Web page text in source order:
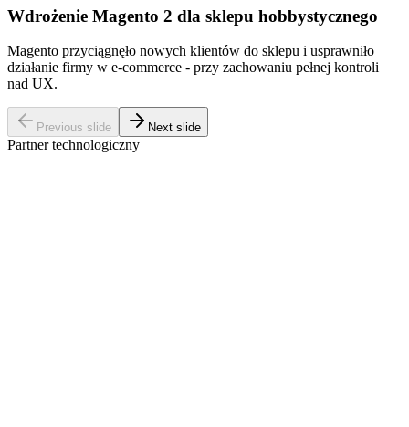
Wdrożenie Magento 2 dla sklepu hobbystycznego
Magento przyciągnęło nowych klientów do sklepu i usprawniło
działanie firmy w e-commerce - przy zachowaniu pełnej kontroli
nad UX.
Previous slide Next slide
Partner technologiczny